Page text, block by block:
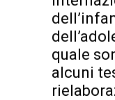
quale
alcuni